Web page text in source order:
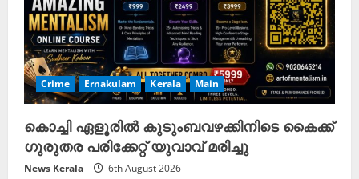
Crime Ernakulam Kerala Main
കൊച്ചി ഏളൂരിൽ കുടുംബവഴക്കിനിടെ കൈക്ക്
ഗുരുതര പരിക്കേറ്റ് യുവാവ് മരിച്ചു
News Kerala 6th August 2026